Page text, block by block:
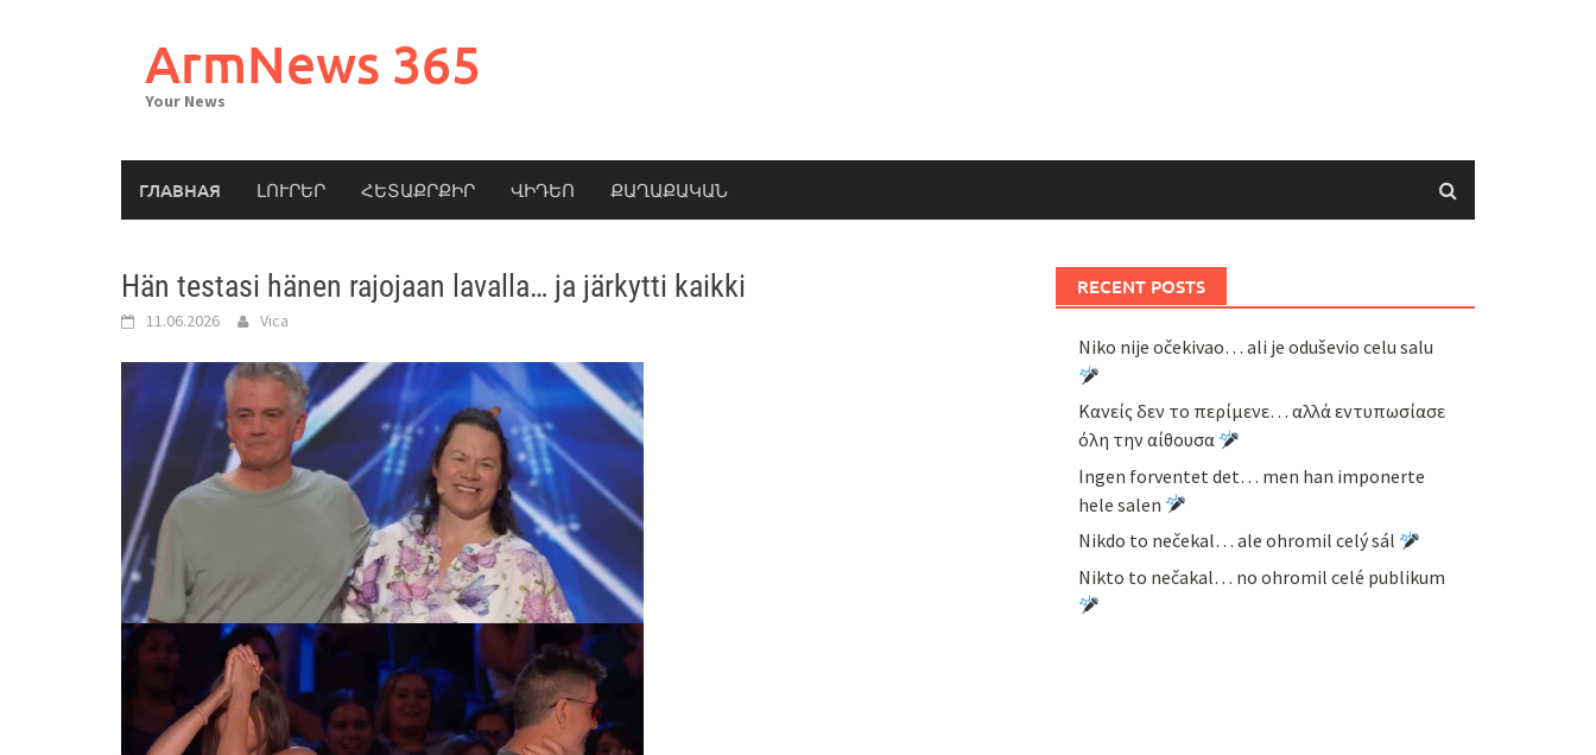
ArmNews 365
Your News
ГЛАВНАЯ ԼՈՒՐԵՐ ՀԵՏԱՔՐՔԻՐ ՎԻԴԵՈ ՔԱՂԱՔԱԿԱՆ
Hän testasi hänen rajojaan lavalla… ja järkytti kaikki
11.06.2026 Vica
RECENT POSTS
Niko nije očekivao… ali je oduševio celu salu
Κανείς δεν το περίμενε… αλλά εντυπωσίασε
όλη την αίθουσα
Ingen forventet det… men han imponerte
hele salen
Nikdo to nečekal… ale ohromil celý sál
Nikto to nečakal… no ohromil celé publikum